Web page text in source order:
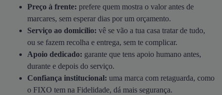
Preço à frente: prefere quem mostra o valor antes de
marcares, sem esperar dias por um orçamento.
Serviço ao domicílio: vê se vão a tua casa tratar de tudo,
ou se fazem recolha e entrega, sem te complicar.
Apoio dedicado: garante que tens apoio humano antes,
durante e depois do serviço.
Confiança institucional: uma marca com retaguarda, como
o FIXO tem na Fidelidade, dá mais segurança.